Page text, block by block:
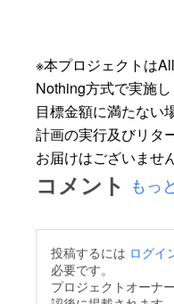
※本プロジェクトは
Nothing方式で実施し
目標金額に満たない
計画の実行及びリタ
お届けはございません
コメント もっ
投稿するには ログイ
必要です。
プロジェクトオーナ